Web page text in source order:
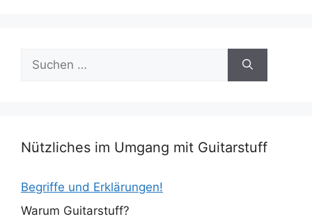
Suche
nach:
Nützliches im Umgang mit Guitarstuff
Begriffe und Erklärungen!
Warum Guitarstuff?